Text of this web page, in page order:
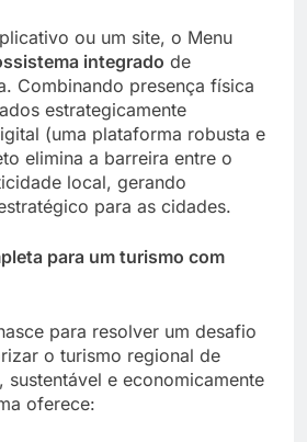
ou um site, o Menu
integrado de
Combinando presença física
estrategicamente
(uma plataforma robusta e
elimina a barreira entre o
local, gerando
para as cidades.
para um turismo com
para resolver um desafio
o turismo regional de
sustentável e economicamente
oferece: